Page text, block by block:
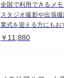
全国で利用できるメモ
スタジオ撮影や出張
業式を迎える方にもお
￥11,880